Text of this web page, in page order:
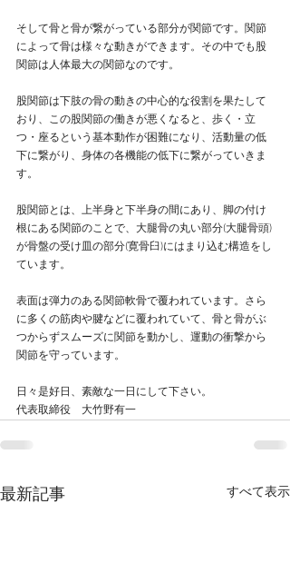
そして骨と骨が繋がっている部分が関節です。関節
によって骨は様々な動きができます。その中でも股
関節は人体最大の関節なのです。
股関節は下肢の骨の動きの中心的な役割を果たして
おり、この股関節の働きが悪くなると、歩く・立
つ・座るという基本動作が困難になり、活動量の低
下に繋がり、身体の各機能の低下に繋がっていきま
す。
股関節とは、上半身と下半身の間にあり、脚の付け
根にある関節のことで、大腿骨の丸い部分(大腿骨頭)
が骨盤の受け皿の部分(寛骨臼)にはまり込む構造をし
ています。
表面は弾力のある関節軟骨で覆われています。さら
に多くの筋肉や腱などに覆われていて、骨と骨がぶ
つからずスムーズに関節を動かし、運動の衝撃から
関節を守っています。
日々是好日、素敵な一日にして下さい。
代表取締役　大竹野有一
最新記事 すべて表示